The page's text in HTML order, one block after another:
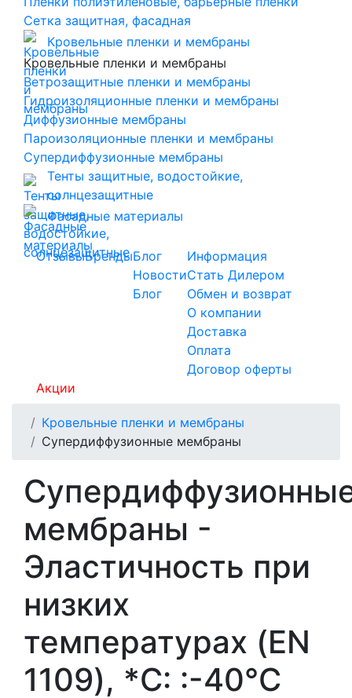
Сетка защитная, фасадная
Кровельные пленки и мембраны
Кровельные пленки и мембраны
Ветрозащитные пленки и мембраны
Гидроизоляционные пленки и мембраны
Диффузионные мембраны
Пароизоляционные пленки и мембраны
Супердиффузионные мембраны
Тенты защитные, водостойкие,
солнцезащитные
Фасадные материалы
ОтзывыБрендыБлог
Новости
Блог
Информация
Стать Дилером
Обмен и возврат
О компании
Доставка
Оплата
Договор оферты
Акции
Кровельные пленки и мембраны
Супердиффузионные мембраны
мембраны -
Эластичность при
низких
температурах (EN
1109), *С: :-40°C